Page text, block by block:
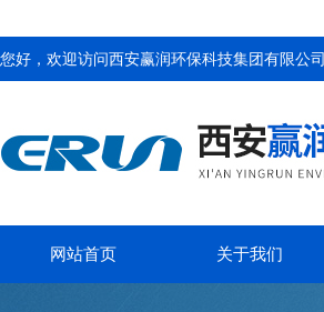
您好，欢迎访问西安赢润环保科技集团有限公司
网站首页 关于我们